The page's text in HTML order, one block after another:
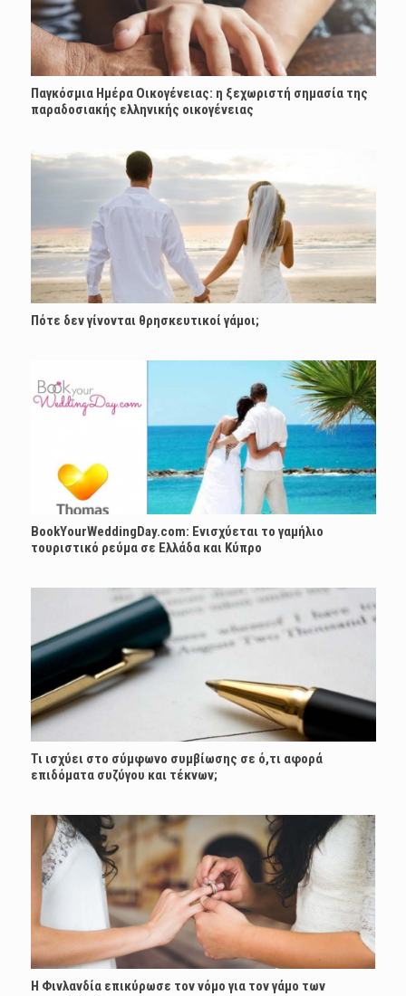
Παγκόσμια Ημέρα Οικογένειας: η ξεχωριστή σημασία της
παραδοσιακής ελληνικής οικογένειας
Πότε δεν γίνονται θρησκευτικοί γάμοι;
BookYourWeddingDay.com: Ενισχύεται το γαμήλιο
τουριστικό ρεύμα σε Ελλάδα και Κύπρο
Τι ισχύει στο σύμφωνο συμβίωσης σε ό,τι αφορά
επιδόματα συζύγου και τέκνων;
Η Φινλανδία επικύρωσε τον νόμο για τον γάμο των